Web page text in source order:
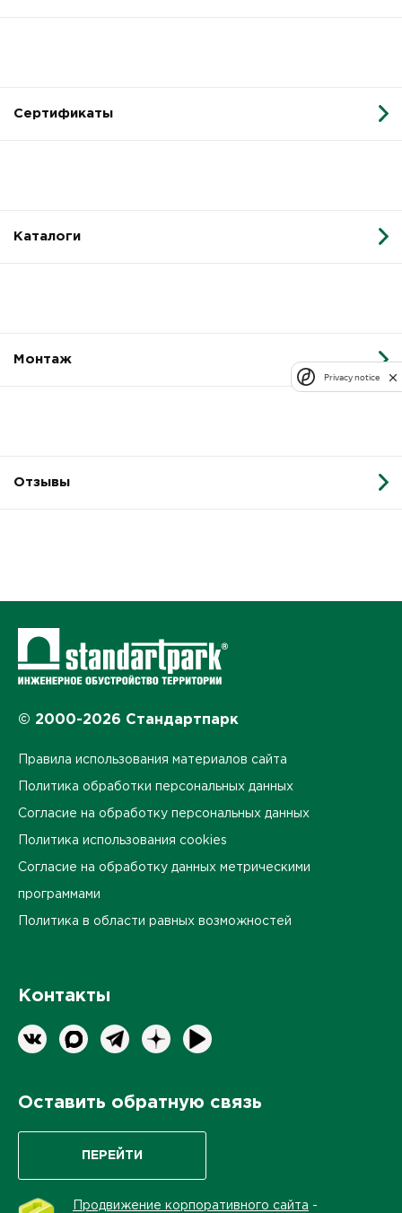
Сертификаты
Каталоги
Монтаж
Отзывы
© 2000-2026 Стандартпарк
Правила использования материалов сайта
Политика обработки персональных данных
Согласие на обработку персональных данных
Политика использования cookies
Согласие на обработку данных метрическими
программами
Политика в области равных возможностей
Контакты
Оставить обратную связь
ПЕРЕЙТИ
Продвижение корпоративного сайта -
Privacy notice